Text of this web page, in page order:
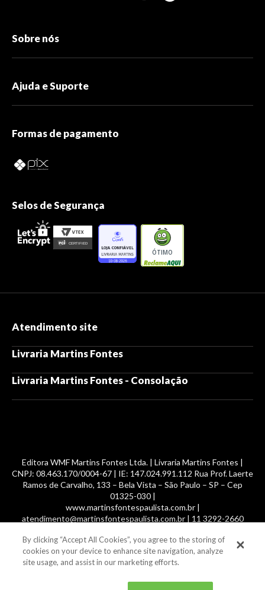
Sobre nós
Ajuda e Suporte
Formas de pagamento
Selos de Segurança
ÓTIMO
Atendimento site
Livraria Martins Fontes
Livraria Martins Fontes - Consolação
Editora WMF Martins Fontes Ltda. | Livraria Martins Fontes |
CNPJ: 08.463.170/0004-67 | IE: 147.024.991.112 Rua Prof. Laerte
Ramos de Carvalho, 133 – Bela Vista – São Paulo – SP – Cep
01325-030 |
www.martinsfontespaulista.com.br |
atendimento@martinsfontespaulista.com.br | 11 3292-2660
© 2014 -2026, MartinsFontes livros nacionais e importados,
com mais de 700 mil títulos. Todos os direitos reservados.
By clicking “Accept All Cookies”, you agree to the storing of
cookies on your device to enhance site navigation, analyze
site usage, and assist in our marketing efforts.